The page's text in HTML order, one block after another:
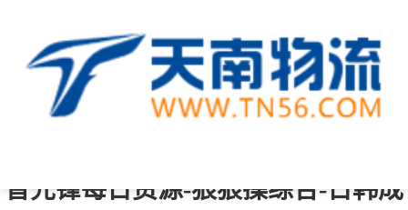
中文字幕一区二区三区四区-综合成
人-青青操在线-一级黄色免费视频-国
音先锋每日资源-狠狠操综合-日韩成